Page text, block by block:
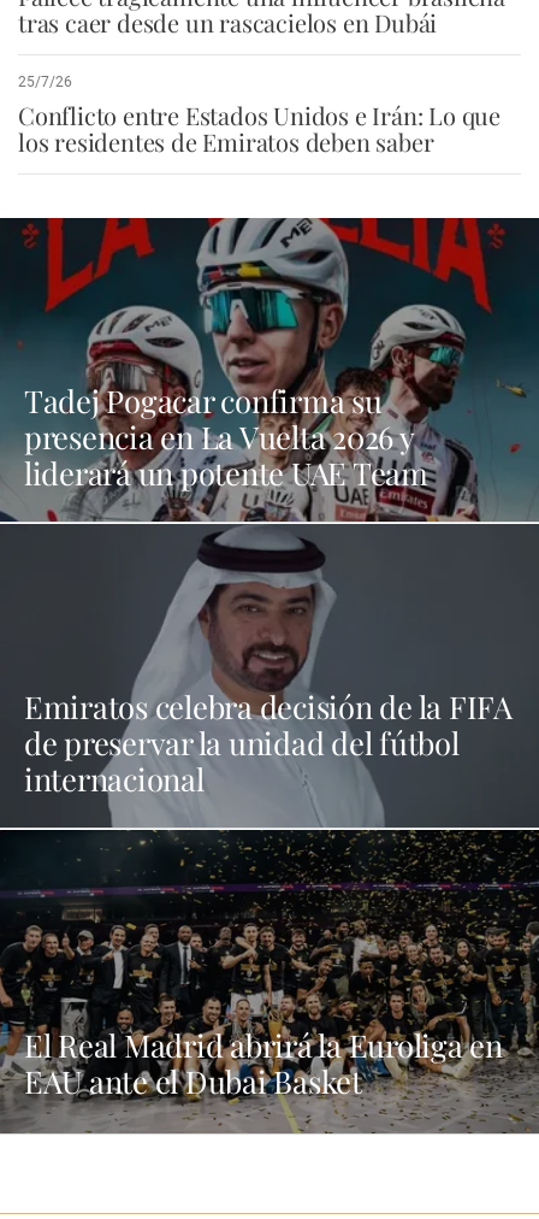
tras caer desde un rascacielos en Dubái
25/7/26
Conflicto entre Estados Unidos e Irán: Lo que
los residentes de Emiratos deben saber
Tadej Pogacar confirma su
presencia en La Vuelta 2026 y
liderará un potente UAE Team
Emiratos celebra decisión de la FIFA
de preservar la unidad del fútbol
internacional
El Real Madrid abrirá la Euroliga en
EAU ante el Dubai Basket